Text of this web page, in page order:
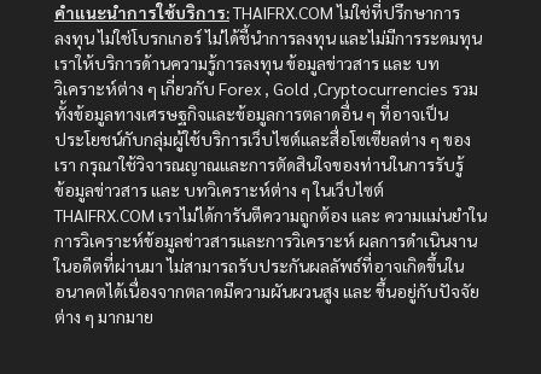
คำแนะนำการใช้บริการ:THAIFRX.COM ไม่ใช่ที่ปรึกษาการ
ลงทุน ไม่ใช่โบรกเกอร์ ไม่ได้ชี้นำการลงทุน และไม่มีการระดมทุน
เราให้บริการด้านความรู้การลงทุน ข้อมูลข่าวสาร และ บท
วิเคราะห์ต่าง ๆ เกี่ยวกับ Forex , Gold ,Cryptocurrencies รวม
ทั้งข้อมูลทางเศรษฐกิจและข้อมูลการตลาดอื่น ๆ ที่อาจเป็น
ประโยชน์กับกลุ่มผู้ใช้บริการเว็บไซต์และสื่อโซเซียลต่าง ๆ ของ
เรา กรุณาใช้วิจารณญาณและการตัดสินใจของท่านในการรับรู้
ข้อมูลข่าวสาร และ บทวิเคราะห์ต่าง ๆ ในเว็บไซต์
THAIFRX.COM เราไม่ได้การันตีความถูกต้อง และ ความแม่นยำใน
การวิเคราะห์ข้อมูลข่าวสารและการวิเคราะห์ ผลการดำเนินงาน
ในอดีตที่ผ่านมา ไม่สามารถรับประกันผลลัพธ์ที่อาจเกิดขึ้นใน
อนาคตได้เนื่องจากตลาดมีความผันผวนสูง และ ขึ้นอยู่กับปัจจัย
ต่าง ๆ มากมาย